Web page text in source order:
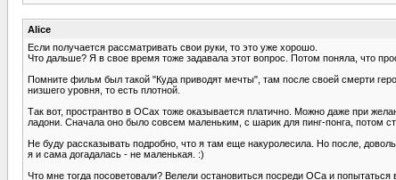
Alice
Если получается рассматривать свои руки, то это уже хорошо.
Что дальше? Я в свое время тоже задавала этот вопрос. Потом поняла, что
Помните фильм был такой "Куда приводят мечты", там после своей смерти
низшего уровня, то есть плотной.
Так вот, пространтво в ОСах тоже оказывается платично. Можно даже при
ладони. Сначала оно было совсем маленьким, с шарик для пинг-понга, потом
Не буду рассказывать подробно, что я там еще накуролесила. Но после,
я и сама догадалась - не маленькая. :)
Что мне тогда посоветовали? Велели остановиться посреди ОСа и